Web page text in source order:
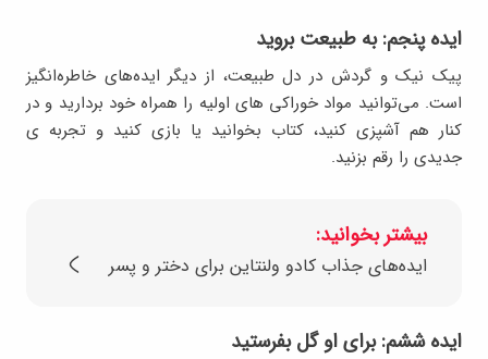
ایده پنجم: به طبیعت بروید
پیک ‌نیک و گردش در دل طبیعت، از دیگر ایده‌های خاطره‌انگیز
است. می‌توانید مواد خوراکی های اولیه را همراه خود بردارید و در
کنار هم آشپزی کنید، کتاب بخوانید یا بازی کنید و تجربه‌ ی
جدیدی را رقم بزنید.
بیشتر بخوانید:
ایده‌های جذاب کادو ولنتاین برای دختر و پسر
ایده ششم: برای او گل بفرستید